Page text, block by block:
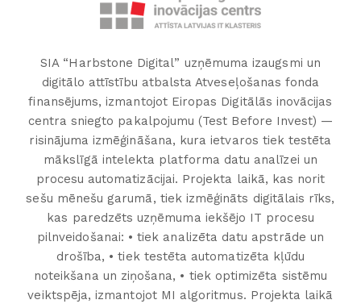
SIA “Harbstone Digital” uzņēmuma izaugsmi un
digitālo attīstību atbalsta Atveseļošanas fonda
finansējums, izmantojot Eiropas Digitālās inovācijas
centra sniegto pakalpojumu (Test Before Invest) —
risinājuma izmēģināšana, kura ietvaros tiek testēta
mākslīgā intelekta platforma datu analīzei un
procesu automatizācijai. Projekta laikā, kas norit
sešu mēnešu garumā, tiek izmēģināts digitālais rīks,
kas paredzēts uzņēmuma iekšējo IT procesu
pilnveidošanai: • tiek analizēta datu apstrāde un
drošība, • tiek testēta automatizēta kļūdu
noteikšana un ziņošana, • tiek optimizēta sistēmu
veiktspēja, izmantojot MI algoritmus. Projekta laikā